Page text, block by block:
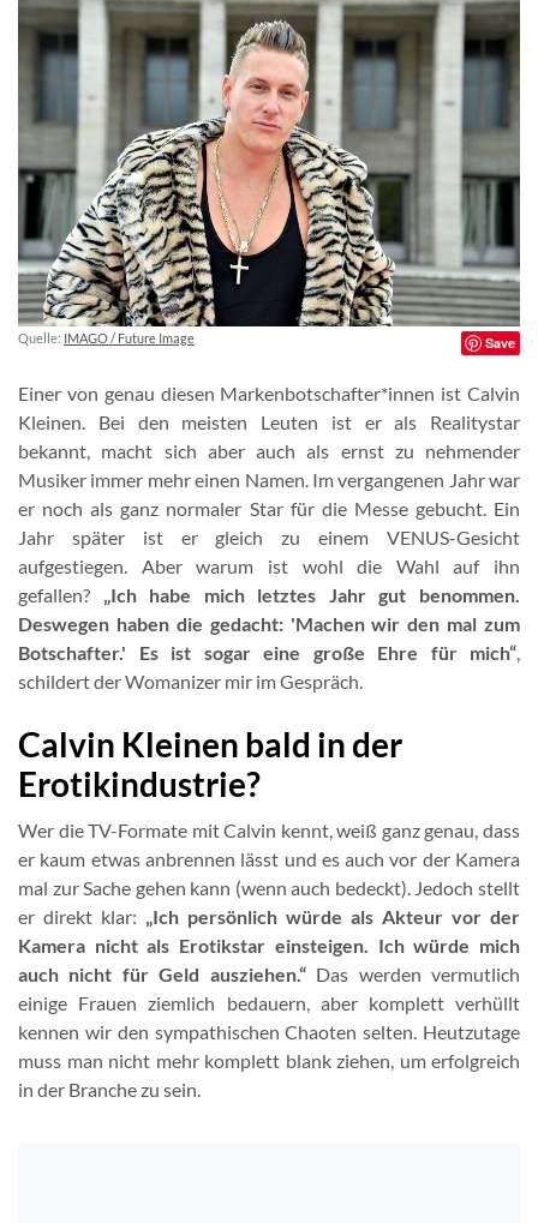
Quelle: IMAGO / Future Image Save
Einer von genau diesen Markenbotschafter*innen ist Calvin
Kleinen. Bei den meisten Leuten ist er als Realitystar
bekannt, macht sich aber auch als ernst zu nehmender
Musiker immer mehr einen Namen. Im vergangenen Jahr war
er noch als ganz normaler Star für die Messe gebucht. Ein
Jahr später ist er gleich zu einem VENUS-Gesicht
aufgestiegen. Aber warum ist wohl die Wahl auf ihn
gefallen? „Ich habe mich letztes Jahr gut benommen.
Deswegen haben die gedacht: 'Machen wir den mal zum
Botschafter.' Es ist sogar eine große Ehre für mich“,
schildert der Womanizer mir im Gespräch.
Calvin Kleinen bald in der
Erotikindustrie?
Wer die TV-Formate mit Calvin kennt, weiß ganz genau, dass
er kaum etwas anbrennen lässt und es auch vor der Kamera
mal zur Sache gehen kann (wenn auch bedeckt). Jedoch stellt
er direkt klar: „Ich persönlich würde als Akteur vor der
Kamera nicht als Erotikstar einsteigen. Ich würde mich
auch nicht für Geld ausziehen.“Das werden vermutlich
einige Frauen ziemlich bedauern, aber komplett verhüllt
kennen wir den sympathischen Chaoten selten. Heutzutage
muss man nicht mehr komplett blank ziehen, um erfolgreich
in der Branche zu sein.